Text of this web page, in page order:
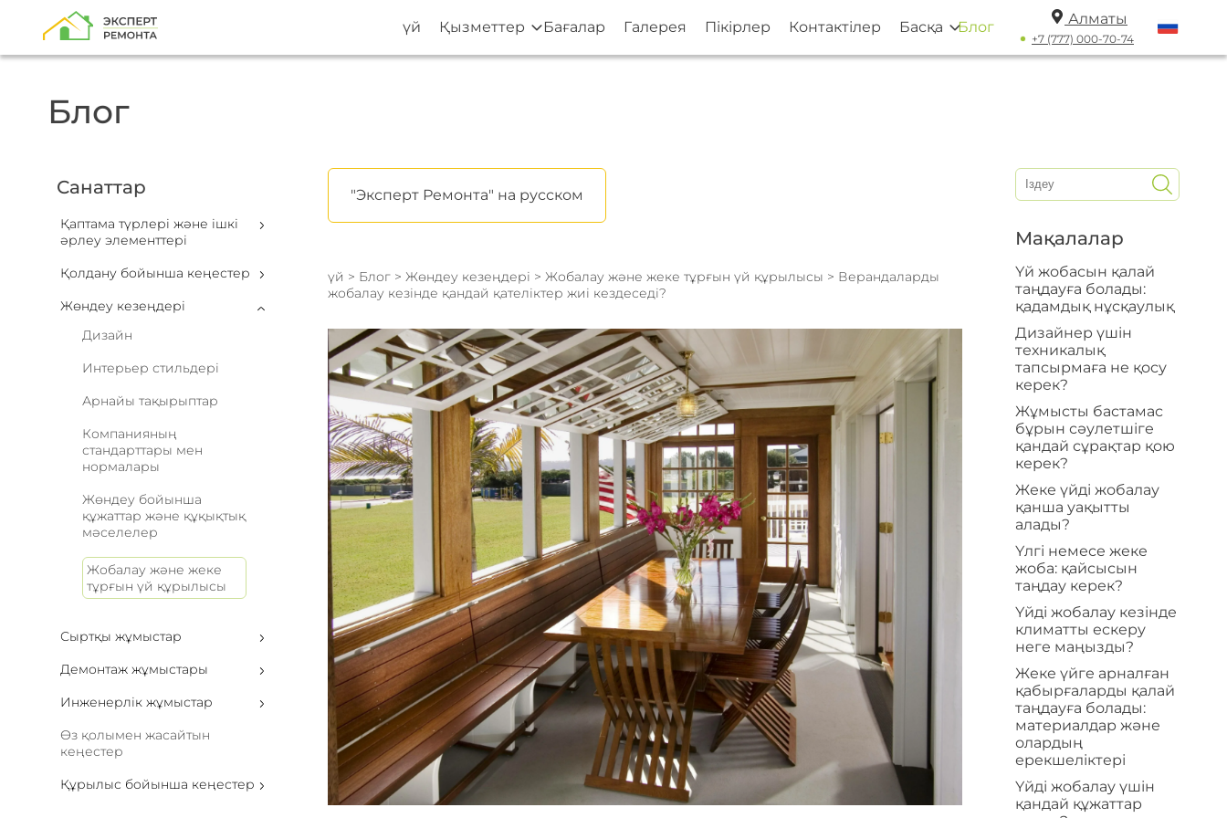
үй Қызметтер Бағалар Галерея Пікірлер Контактілер Басқа Блог Алматы
+7 (777) 000-70-74
Блог
Санаттар
Қаптама түрлері және ішкі
әрлеу элементтері
Қолдану бойынша кеңестер
Жөндеу кезеңдері
Дизайн
Интерьер стильдері
Арнайы тақырыптар
Компанияның
стандарттары мен
нормалары
Жөндеу бойынша
құжаттар және құқықтық
мәселелер
Жобалау және жеке
тұрғын үй құрылысы
Сыртқы жұмыстар
Демонтаж жұмыстары
Инженерлік жұмыстар
Өз қолымен жасайтын
кеңестер
Құрылыс бойынша кеңестер
"Эксперт Ремонта" на русском
үй > Блог> Жөндеу кезеңдері > Жобалау және жеке тұрғын үй құрылысы > Верандаларды
жобалау кезінде қандай қателіктер жиі кездеседі?
Мақалалар
Үй жобасын қалай
таңдауға болады:
қадамдық нұсқаулық
Дизайнер үшін
техникалық
тапсырмаға не қосу
керек?
Жұмысты бастамас
бұрын сәулетшіге
қандай сұрақтар қою
керек?
Жеке үйді жобалау
қанша уақытты
алады?
Үлгі немесе жеке
жоба: қайсысын
таңдау керек?
Үйді жобалау кезінде
климатты ескеру
неге маңызды?
Жеке үйге арналған
қабырғаларды қалай
таңдауға болады:
материалдар және
олардың
ерекшеліктері
Үйді жобалау үшін
қандай құжаттар